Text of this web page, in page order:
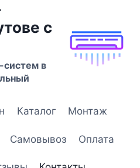
с
в
Каталог Монтаж
Самовывоз Оплата